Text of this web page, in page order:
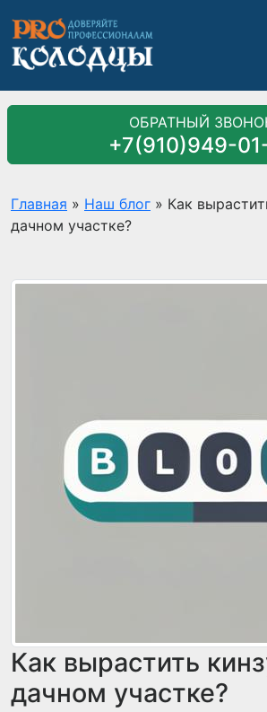
ОБРАТНЫЙ
+7(910)949-
Главная » Наш блог » Как
дачном участке?
Как вырастить
дачном участке?